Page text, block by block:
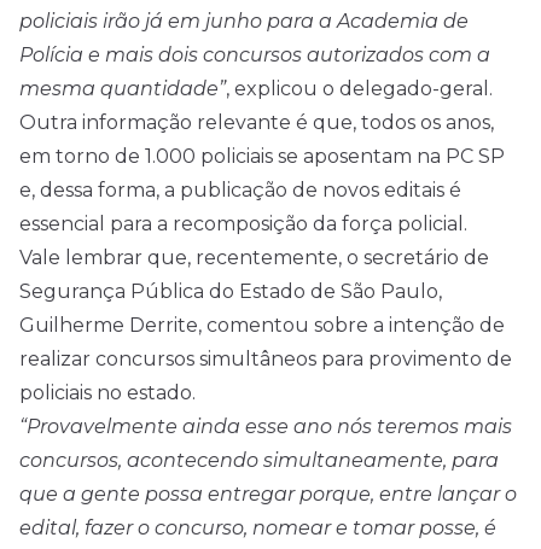
policiais irão já em junho para a Academia de
Polícia e mais dois concursos autorizados com a
mesma quantidade”, explicou o delegado-geral.
Outra informação relevante é que, todos os anos,
em torno de 1.000 policiais se aposentam na PC SP
e, dessa forma, a publicação de novos editais é
essencial para a recomposição da força policial.
Vale lembrar que, recentemente, o secretário de
Segurança Pública do Estado de São Paulo,
Guilherme Derrite, comentou sobre a intenção de
realizar concursos simultâneos para provimento de
policiais no estado.
“Provavelmente ainda esse ano nós teremos mais
concursos, acontecendo simultaneamente, para
que a gente possa entregar porque, entre lançar o
edital, fazer o concurso, nomear e tomar posse, é